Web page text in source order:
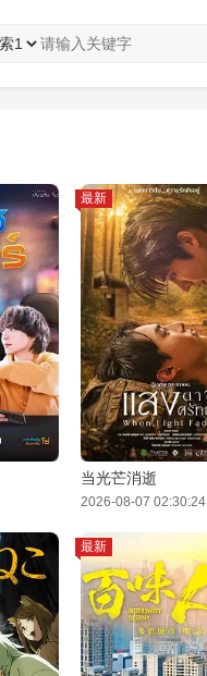
最新
当光芒消逝
2026-08-07 02:30:24
最新